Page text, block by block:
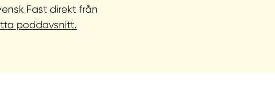
Fast direkt från
poddavsnitt.